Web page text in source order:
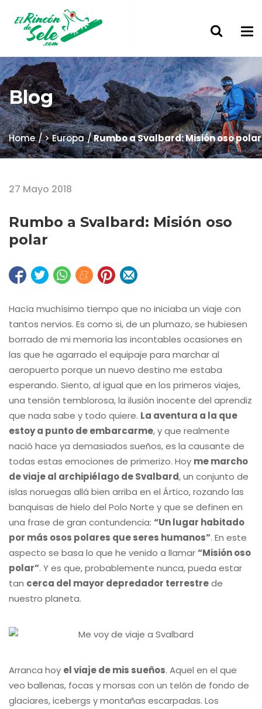
Blog
Home > Europa Rumbo a Svalbard: Misión oso polar
27 Mayo 2018
Rumbo a Svalbard: Misión oso
polar
Hacía muchísimo tiempo que no iniciaba un viaje con
tantos nervios. Es como si, de un plumazo, se hubiesen
borrado de mi memoria las incontables ocasiones en
las que he agarrado el equipaje para marchar al
aeropuerto porque un nuevo destino me estaba
esperando. Siento, al igual que en los primeros viajes,
una tensión temblorosa, la ilusión inocente del aprendiz
que nada sabe y todo quiere. La aventura a la que
estoy a punto de embarcarme, y que realmente
nació hace ya demasiados sueños, es la causante de
todas estas emociones de primerizo. Hoy me marcho
de viaje al archipiélago de Svalbard, un conjunto de
islas noruegas allá bien arriba en el Ártico, rozando las
banquisas de hielo del Polo Norte y que se definen en
una frase de gran contundencia: “Un lugar habitado
por más osos polares que seres humanos”. En este
aspecto se basa lo que he venido a llamar“Misión oso
polar”. Y es que, probablemente nunca, pueda estar
tan cerca del mayor depredador terrestrede
nuestro planeta.
Arranca hoy el viaje de mis sueños. Aquel en el que
veo ballenas, focas y morsas con un telón de fondo de
glaciares, icebergs y montañas escarpadas. Los